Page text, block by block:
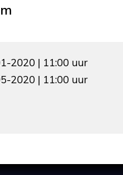
2020 | 11:00 uur
2020 | 11:00 uur